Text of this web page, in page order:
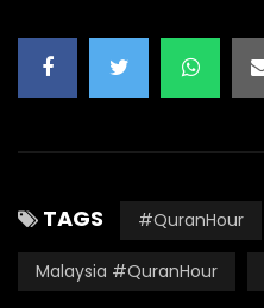
TAGS #QuranHour
Malaysia #QuranHour